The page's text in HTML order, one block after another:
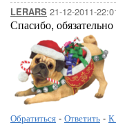
LERARS 21-12-2011-
Спасибо,
Обратиться - Ответить - К